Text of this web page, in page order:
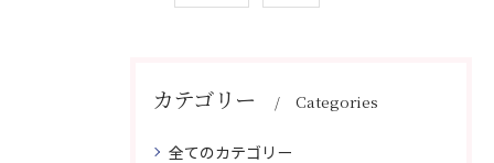
カテゴリー Categories
全てのカテゴリー